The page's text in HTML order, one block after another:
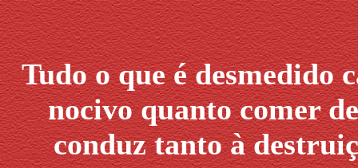
Tudo o que é desmedido
nocivo quanto comer
conduz tanto à